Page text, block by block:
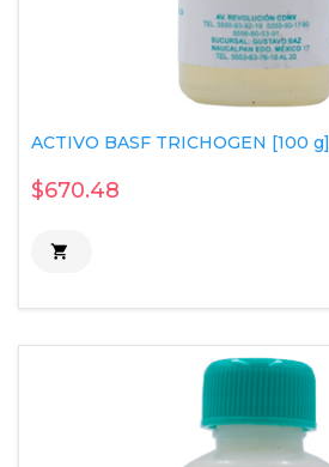
ACTIVO BASF TRICHOGEN [100 g]
$670.48
